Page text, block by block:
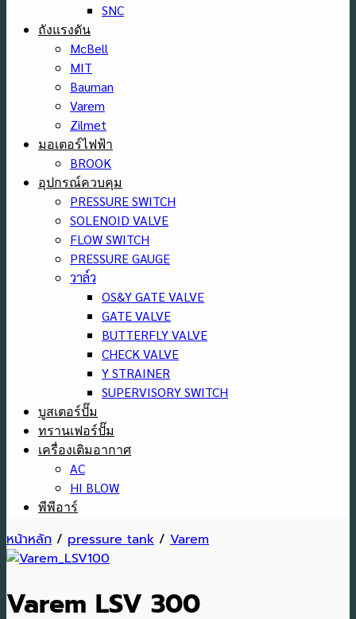
SNC
ถังแรงดัน
McBell
MIT
Bauman
Varem
Zilmet
มอเตอร์ไฟฟ้า
BROOK
อุปกรณ์ควบคุม
PRESSURE SWITCH
SOLENOID VALVE
FLOW SWITCH
PRESSURE GAUGE
วาล์ว
OS&Y GATE VALVE
GATE VALVE
BUTTERFLY VALVE
CHECK VALVE
Y STRAINER
SUPERVISORY SWITCH
บูสเตอร์ปั๊ม
ทรานเฟอร์ปั๊ม
เครื่องเติมอากาศ
AC
HI BLOW
พีพีอาร์
หน้าหลัก / pressure tank / Varem
Varem LSV 300